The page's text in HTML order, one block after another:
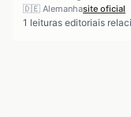
🇩🇪 Alemanhasite oficial
1 leituras editoriais